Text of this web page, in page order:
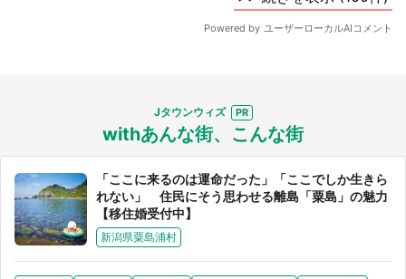
Jタウンウィズ
withあんな街、こんな街
「ここに来るのは運命だった」「ここでしか生きら
れない」 住民にそう思わせる離島「粟島」の魅力
【移住婚受付中】
新潟県粟島浦村